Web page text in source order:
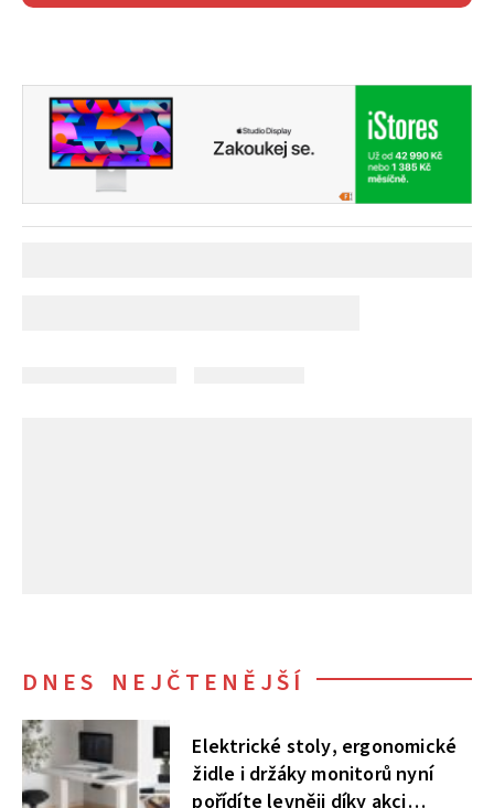
DNES NEJČTENĚJŠÍ
Elektrické stoly, ergonomické
židle i držáky monitorů nyní
pořídíte levněji díky akci